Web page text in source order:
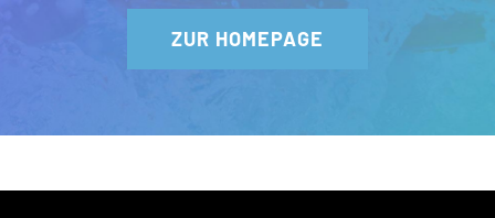
ZUR HOMEPAGE